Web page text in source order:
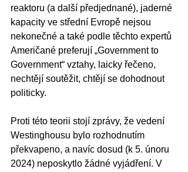
reaktoru (a další předjednané), jaderné
kapacity ve střední Evropě nejsou
nekonečné a také podle těchto expertů
Američané preferují „Government to
Government“ vztahy, laicky řečeno,
nechtějí soutěžit, chtějí se dohodnout
politicky.
Proti této teorii stojí zprávy, že vedení
Westinghousu bylo rozhodnutím
překvapeno, a navíc dosud (k 5. únoru
2024) neposkytlo žádné vyjádření. V